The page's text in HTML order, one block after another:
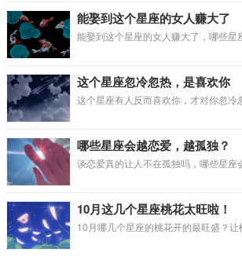
能娶到这个星座的女人赚大了
能娶到这个星座的女人赚大了，哪些星
这个星座忽冷忽热，是喜欢你
这个星座有人反而喜欢你，才对你忽冷
哪些星座会越恋爱，越孤独？
谈恋爱真的让人不在孤独吗，哪些星座
10月这几个星座桃花太旺啦！
10月哪几个星座的桃花开的最旺盛？让